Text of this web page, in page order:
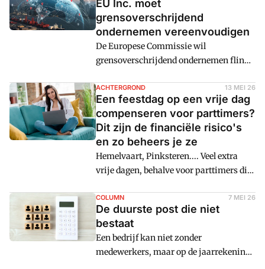
EU Inc. moet
grensoverschrijdend
ondernemen vereenvoudigen
De Europese Commissie wil
grensoverschrijdend ondernemen flink
een naam: EU Inc. Het voorstel is
ambitieus: een volledig nieuwe,
Europese rechtsvorm die de rompslomp
van 27 verschillende nationale
rechtsstelsels moet doorbreken.
ACHTERGROND 13 MEI 26
Een feestdag op een vrije dag
compenseren voor parttimers?
Dit zijn de financiële risico's
en zo beheers je ze
Hemelvaart, Pinksteren.... Veel extra
vrije dagen, behalve voor parttimers die
doe je als zo'n parttimer daarvoor
gecompenseerd wil worden, of zelfs een
rechtszaak aanspant?
COLUMN 7 MEI 26
De duurste post die niet
bestaat
Een bedrijf kan niet zonder
medewerkers, maar op de jaarrekening